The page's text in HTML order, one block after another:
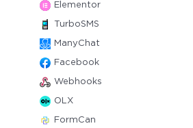
Elementor
TurboSMS
ManyChat
Facebook
Webhooks
OLX
FormCan